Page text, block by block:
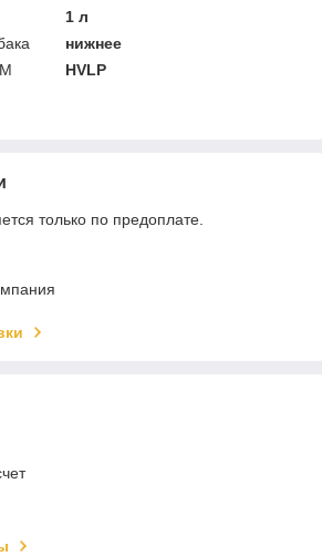
1 л
нижнее
HVLP
только по предоплате.